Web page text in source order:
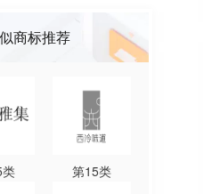
商标推荐
类 第15类